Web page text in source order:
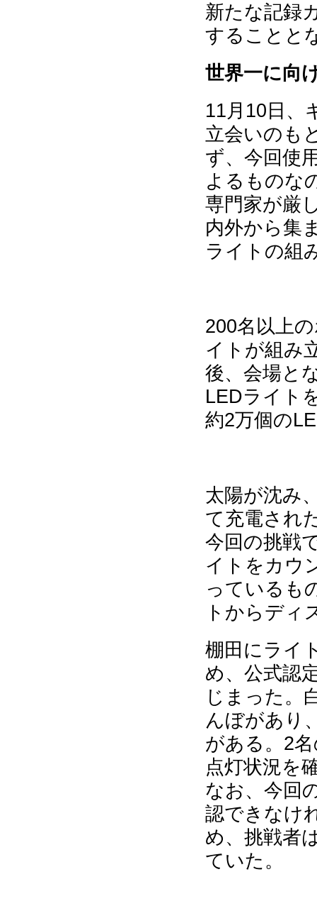
新たな記録
することと
世界一に向
11月10日、
立会いのも
ず、今回使
よるものな
専門家が厳
内外から集
ライトの組
200名以上
イトが組み
後、会場と
LEDライト
約2万個の
太陽が沈み
て充電され
今回の挑戦
イトをカウ
っているも
トからディ
棚田にライ
め、公式認
じまった。
んぼがあり
がある。2
点灯状況を
なお、今回
認できなけ
め、挑戦者
ていた。